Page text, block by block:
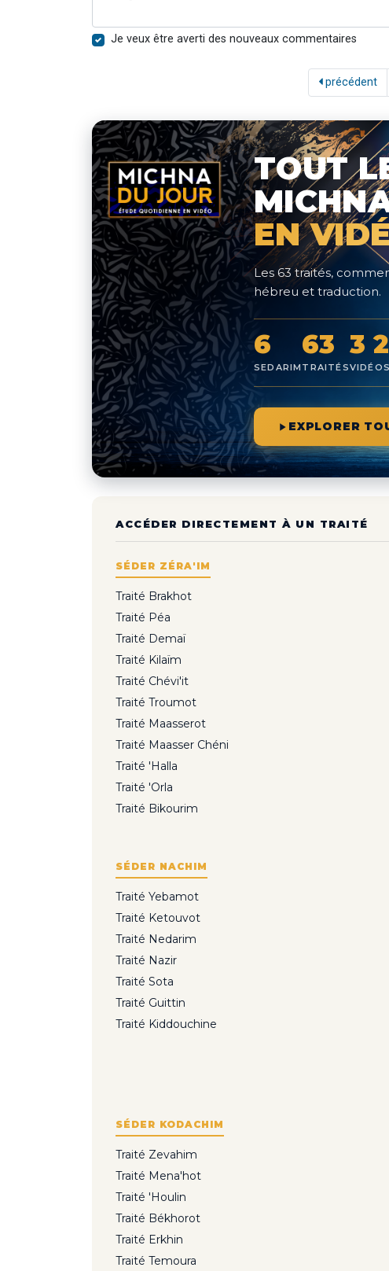
Je veux être averti des nouveaux commentaires
précédent
TOUT
EN
Les 63 traités,
hébreu et traduction.
6
SEDARIM
63
TRAITÉS
3
VIDÉOS
EXPLORER
ACCÉDER DIRECTEMENT À UN TRAITÉ
SÉDER ZÉRA'IM
Traité Brakhot
Traité Péa
Traité Demaï
Traité Kilaïm
Traité Chévi'it
Traité Troumot
Traité Maasserot
Traité Maasser Chéni
Traité 'Halla
Traité 'Orla
Traité Bikourim
SÉDER NACHIM
Traité Yebamot
Traité Ketouvot
Traité Nedarim
Traité Nazir
Traité Sota
Traité Guittin
Traité Kiddouchine
SÉDER KODACHIM
Traité Zevahim
Traité Mena'hot
Traité 'Houlin
Traité Békhorot
Traité Erkhin
Traité Temoura